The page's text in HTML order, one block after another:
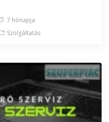
7 hónapja
Szolgáltatás